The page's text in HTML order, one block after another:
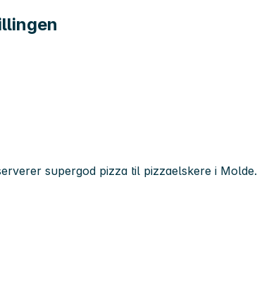
supergod pizza til pizzaelskere i Molde.